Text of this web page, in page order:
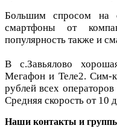
Большим спросом на
смартфоны от
популярность также и
В c.Завьялово
Мегафон и Теле2. Сим-
рублей всех
Средняя скорость от 10
Наши контакты и